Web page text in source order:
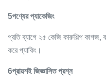
5পণ্যের প্যাকেজিং
প্রতি ব্যাগে ২৫ কেজি কারুশিল্প কাগজ,
করে প্যাকিং।
6প্রায়শই জিজ্ঞাসিত প্রশ্ন